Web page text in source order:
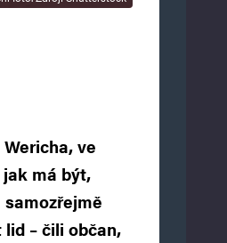
ve
má být,
– čili občan,